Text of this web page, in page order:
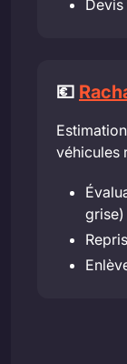
💶
véhicules
grise)